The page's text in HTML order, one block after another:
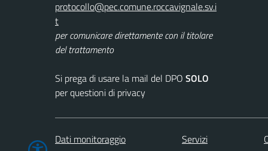
per comunicare direttamente con il titolare
del trattamento
Si prega di usare la mail del DPO SOLO
per questioni di privacy
Dati monitoraggio Servizi